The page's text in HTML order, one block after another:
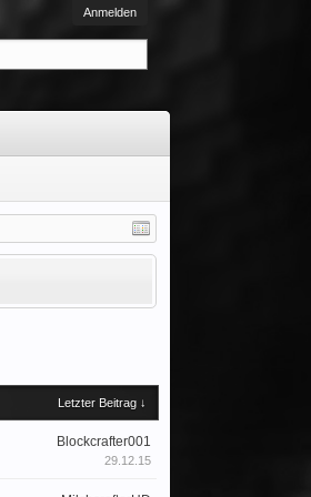
Anmelden
Letzter Beitrag ↓
Blockcrafter001
29.12.15